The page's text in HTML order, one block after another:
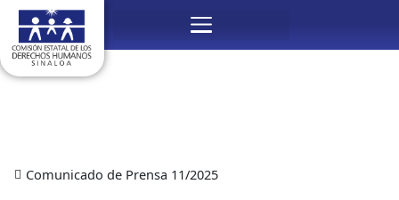
Menú
contenido
Comunicado de Prensa 11/2025